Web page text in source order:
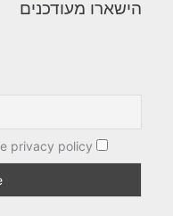
הישארו מעודכנים
By continuing, you accept the privacy policy